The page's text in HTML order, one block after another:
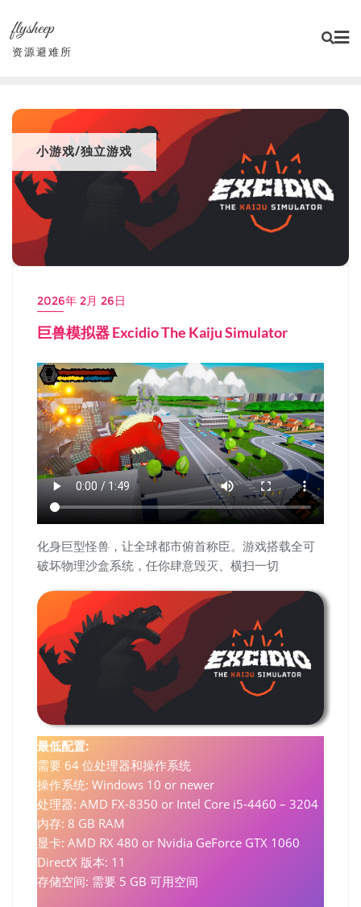
content
flysheep
资源避难所
小游戏/独立游戏
2026年 2月 26日
巨兽模拟器 Excidio The Kaiju Simulator
化身巨型怪兽，让全球都市俯首称臣。游戏搭载全可
破坏物理沙盒系统，任你肆意毁灭、横扫一切
最低配置:
需要 64 位处理器和操作系统
操作系统: Windows 10 or newer
处理器: AMD FX-8350 or Intel Core i5-4460 – 3204
内存: 8 GB RAM
显卡: AMD RX 480 or Nvidia GeForce GTX 1060
DirectX 版本: 11
存储空间: 需要 5 GB 可用空间